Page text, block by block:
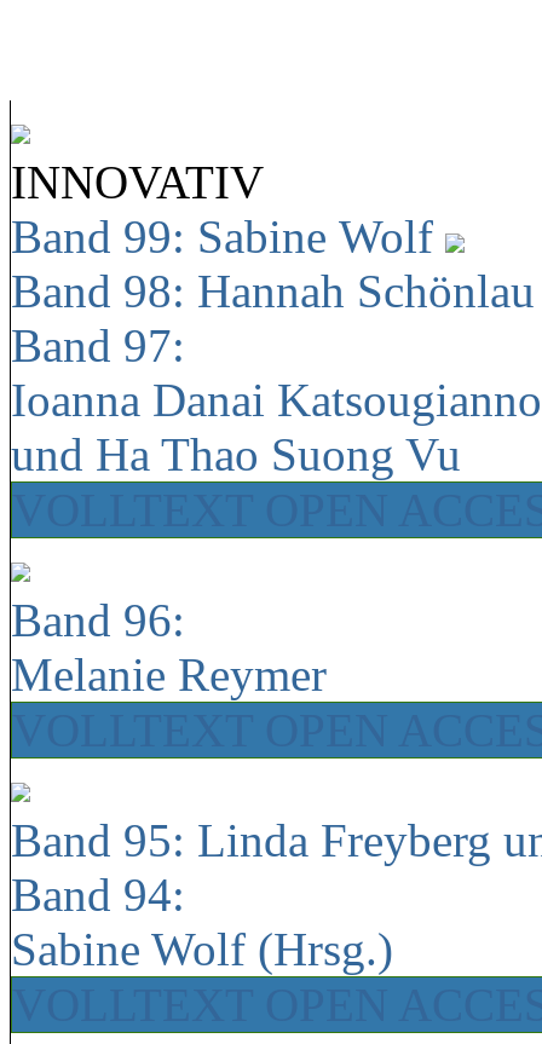
INNOVATIV
Band 99: Sabine Wolf
Band 98: Hannah
Band 97:
Ioanna Danai
und Ha Thao Suong Vu
Band 96:
Melanie Reymer
Band 95: Linda Freyberg
Band 94:
Sabine Wolf (Hrsg.)